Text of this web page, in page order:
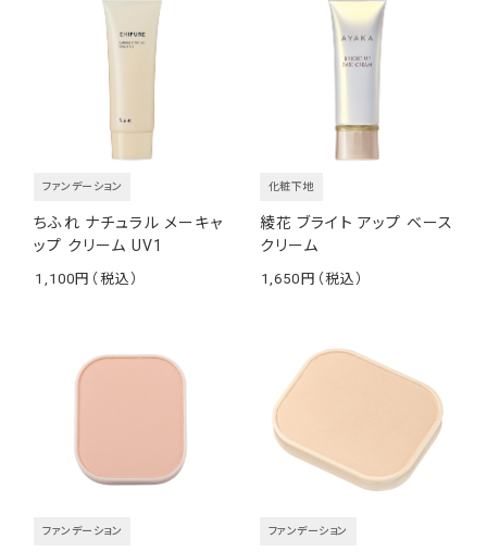
ちふれ ナチュラル メーキャ
ップ クリーム UV1
ファンデーション
1,100
綾花 ブライト アップ ベース
クリーム
化粧下地
1,650
ファンデーション ファンデーション